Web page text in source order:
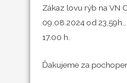
Zákaz lovu rýb na VN
09.08.2024 od
17.00 h.
Ďakujeme za